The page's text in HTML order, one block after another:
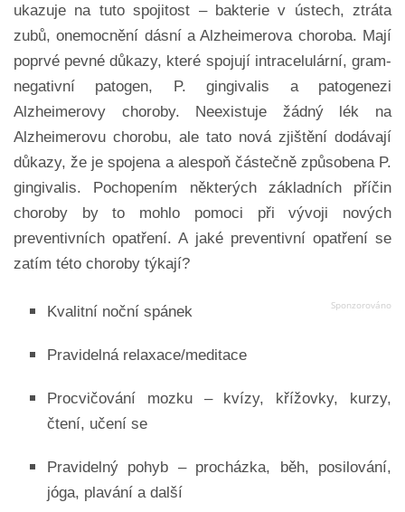
ukazuje na tuto spojitost – bakterie v ústech, ztráta
zubů, onemocnění dásní a Alzheimerova choroba. Mají
poprvé pevné důkazy, které spojují intracelulární, gram-
negativní patogen, P. gingivalis a patogenezi
Alzheimerovy choroby. Neexistuje žádný lék na
Alzheimerovu chorobu, ale tato nová zjištění dodávají
důkazy, že je spojena a alespoň částečně způsobena P.
gingivalis. Pochopením některých základních příčin
choroby by to mohlo pomoci při vývoji nových
preventivních opatření.A jaké preventivní opatření se
zatím této choroby týkají?
Kvalitní noční spánek
Pravidelná relaxace/meditace
Procvičování mozku – kvízy, křížovky, kurzy,
čtení, učení se
Pravidelný pohyb – procházka, běh, posilování,
jóga, plavání a další